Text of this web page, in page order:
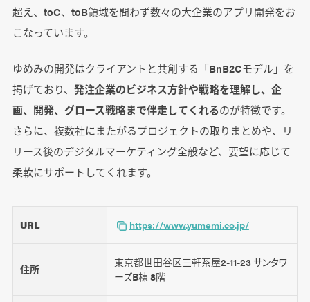
超え、toC、toB領域を問わず数々の大企業のアプリ開発をお
こなっています。
ゆめみの開発はクライアントと共創する「BnB2Cモデル」を
掲げており、 発注企業のビジネス方針や戦略を理解し、企
画、開発、グロース戦略まで伴走してくれるのが特徴です。
さらに、複数社にまたがるプロジェクトの取りまとめや、リ
リース後のデジタルマーケティング全般など、要望に応じて
柔軟にサポートしてくれます。
URL https://www.yumemi.co.jp/
住所
東京都世田谷区三軒茶屋2-11-23 サンタワ
ーズB棟 8階